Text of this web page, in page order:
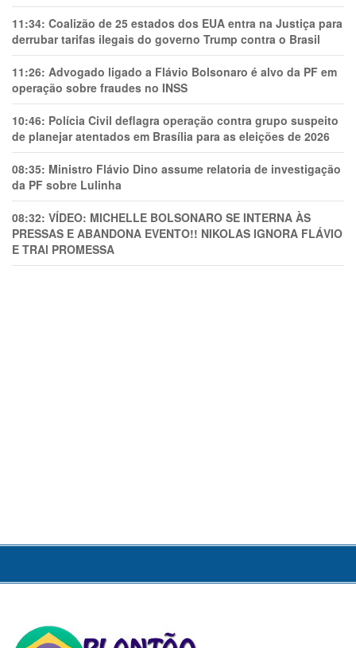
11:34: Coalizão de 25 estados dos EUA entra na Justiça para
derrubar tarifas ilegais do governo Trump contra o Brasil
11:26: Advogado ligado a Flávio Bolsonaro é alvo da PF em
operação sobre fraudes no INSS
10:46: Polícia Civil deflagra operação contra grupo suspeito
de planejar atentados em Brasília para as eleições de 2026
08:35: Ministro Flávio Dino assume relatoria de investigação
da PF sobre Lulinha
08:32: VÍDEO: MICHELLE BOLSONARO SE INTERNA ÀS
PRESSAS E ABANDONA EVENTO!! NIKOLAS IGNORA FLÁVIO
E TRAl PROMESSA